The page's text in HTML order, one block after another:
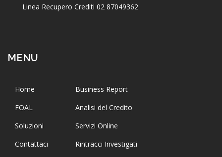
Linea Recupero Crediti 02 87049362
MENU
Home
FOAL
Soluzioni
Contattaci
Business Report
Analisi del Credito
Servizi Online
Rintracci Investigati